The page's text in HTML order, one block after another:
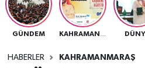
GÜNDEM
HABERLER KAHRAMANMARAŞ
Ekonomi
Güncel
Trafik Durumu
Süper Lig Puan Durumu